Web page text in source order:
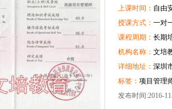
上课时间： 自由
授课方式： 一对
课程周期： 长期
机构名称： 文培
详细地址： 深圳
标签： 项目管理
发布时间:2016-